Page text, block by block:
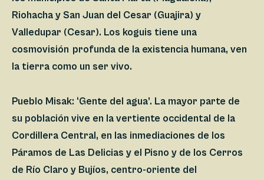
Riohacha y San Juan del Cesar (Guajira) y
Valledupar (Cesar). Los koguis tiene una
cosmovisión profunda de la existencia humana, ven
la tierra como un ser vivo.
Pueblo Misak: ‘Gente del agua’. La mayor parte de
su población vive en la vertiente occidental de la
Cordillera Central, en las inmediaciones de los
Páramos de Las Delicias y el Pisno y de los Cerros
de Río Claro y Bujíos, centro-oriente del